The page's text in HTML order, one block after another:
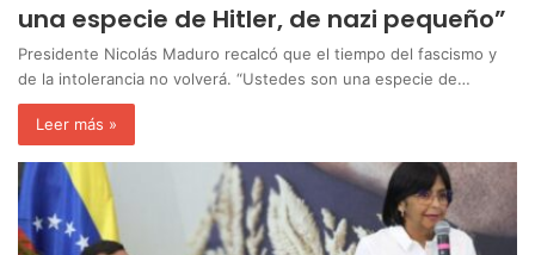
una especie de Hitler, de nazi pequeño”
Presidente Nicolás Maduro recalcó que el tiempo del fascismo y
de la intolerancia no volverá. “Ustedes son una especie de…
Leer más »